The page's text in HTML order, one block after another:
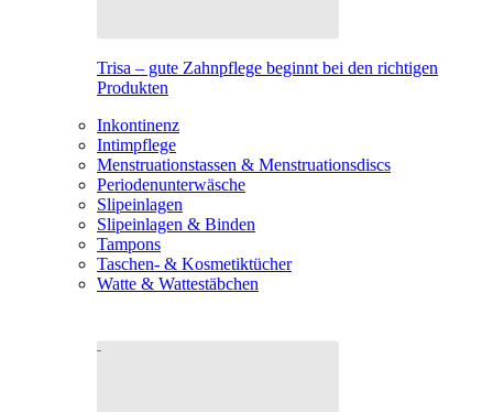
Trisa – gute Zahnpflege beginnt bei den richtigen
Produkten
Inkontinenz
Intimpflege
Menstruationstassen & Menstruationsdiscs
Periodenunterwäsche
Slipeinlagen
Slipeinlagen & Binden
Tampons
Taschen- & Kosmetiktücher
Watte & Wattestäbchen